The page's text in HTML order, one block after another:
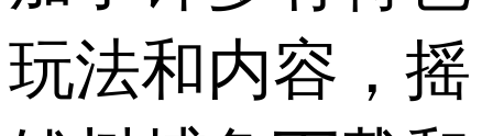
玩法和内容，摇